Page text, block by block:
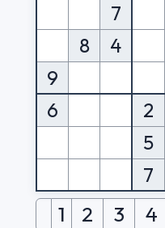
7
8
4
9
6
2
5
7
1 2 3 4